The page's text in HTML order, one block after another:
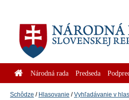
Národná rada Predseda
Schôdze Hlasovanie Vyhľadávanie v